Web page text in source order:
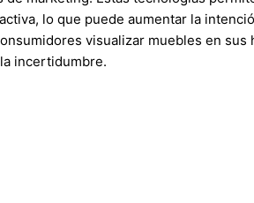
lo que puede aumentar la
visualizar muebles en
incertidumbre.